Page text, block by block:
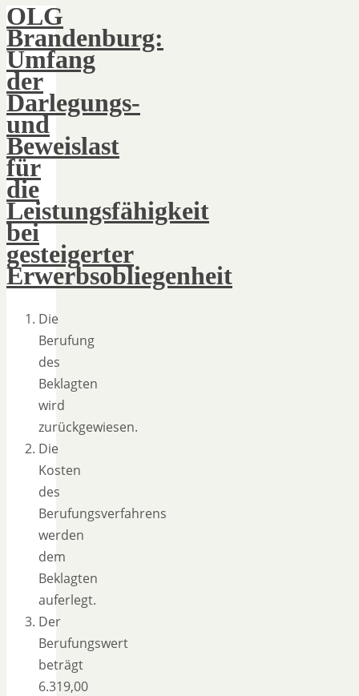
OLG
Brandenburg:
Umfang
der
Darlegungs-
und
Beweislast
für
die
Leistungsfähigkeit
bei
gesteigerter
Erwerbsobliegenheit
Die
Berufung
des
Beklagten
wird
zurückgewiesen.
Die
Kosten
des
Berufungsverfahrens
werden
dem
Beklagten
auferlegt.
Der
Berufungswert
beträgt
6.319,00